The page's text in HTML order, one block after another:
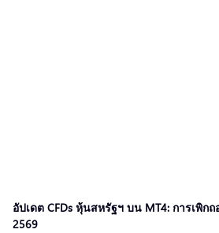
อัปเดต CFDs หุ้นสหรัฐฯ บน MT4: การเพิก
2569